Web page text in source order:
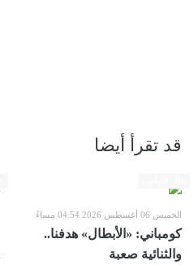
قد تقرأ أيضا
الخميس 06 أغسطس 2026 04:54 مساءً
كومباني: «الأبطال» هدفنا..
والثنائية صعبة